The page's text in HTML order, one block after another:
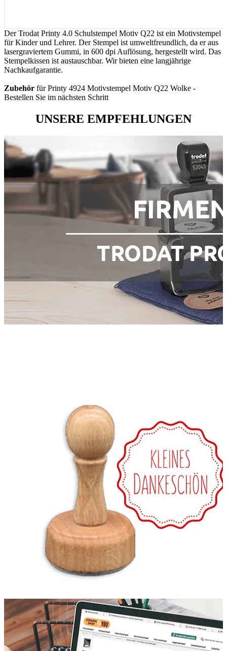
Der Trodat Printy 4.0 Schulstempel Motiv Q22 ist ein Motivstempel
für Kinder und Lehrer. Der Stempel ist umweltfreundlich, da er aus
lasergraviertem Gummi, in 600 dpi Auflösung, hergestellt wird. Das
Stempelkissen ist austauschbar. Wir bieten eine langjährige
Nachkaufgarantie.
Zubehör für Printy 4924 Motivstempel Motiv Q22 Wolke -
Bestellen Sie im nächsten Schritt
UNSERE EMPFEHLUNGEN